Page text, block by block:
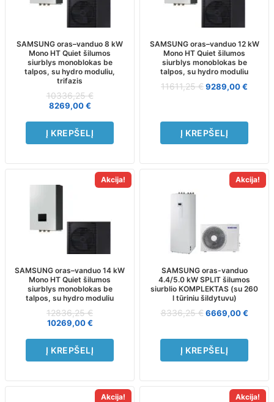
SAMSUNG oras–vanduo 8 kW
Mono HT Quiet šilumos
siurblys monoblokas be
talpos, su hydro moduliu,
trifazis
10336,25€
8269,00€
Į KREPŠELĮ
SAMSUNG oras–vanduo 12 kW
Mono HT Quiet šilumos
siurblys monoblokas be
talpos, su hydro moduliu
11611,25€9289,00€
Į KREPŠELĮ
Akcija!
SAMSUNG oras–vanduo 14 kW
Mono HT Quiet šilumos
siurblys monoblokas be
talpos, su hydro moduliu
12836,25€
10269,00€
Į KREPŠELĮ
Akcija!
SAMSUNG oras-vanduo
4.4/5.0 kW SPLIT šilumos
siurblio KOMPLEKTAS (su 260
l tūriniu šildytuvu)
8336,25€ 6669,00€
Į KREPŠELĮ
Akcija! Akcija!